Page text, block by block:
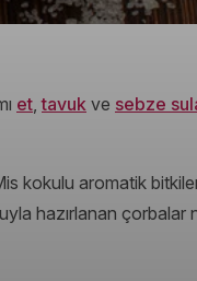
et ,tavuk ve sebze
kokulu aromatik
hazırlanan çorbalar